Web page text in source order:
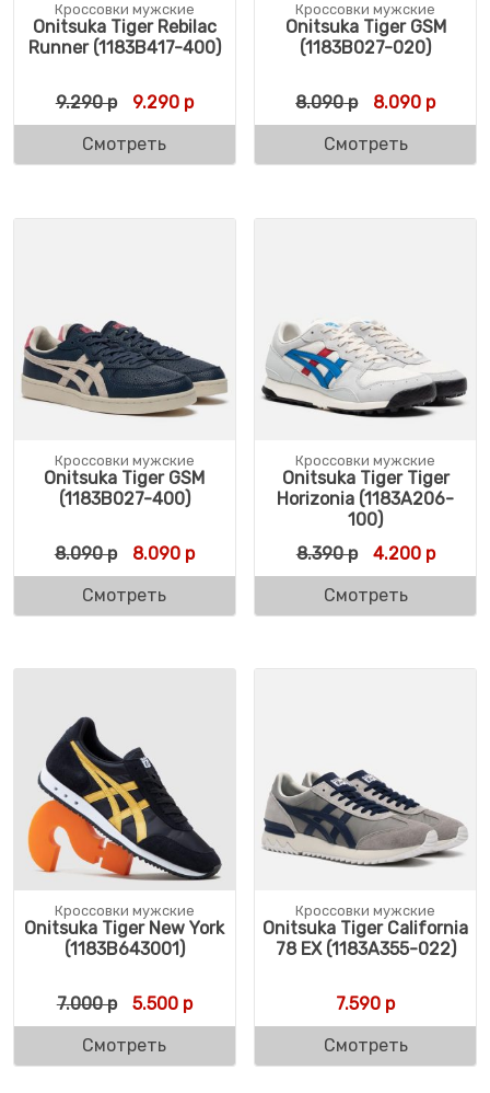
Кроссовки мужские
Onitsuka Tiger Rebilac
Runner (1183B417-400)
9.290р Первоначальная цена составляла 9.290
9.290рТекущая цена: 9.290 р.
Смотреть
Кроссовки мужские
Onitsuka Tiger GSM
(1183B027-020)
8.090р 8.090 р
Смотреть
Кроссовки мужские
Onitsuka Tiger GSM
(1183B027-400)
8.090р Первоначальная цена составляла 8.090
8.090рТекущая цена: 8.090 р.
Смотреть
Кроссовки мужские
Onitsuka Tiger Tiger
Horizonia (1183A206-
100)
8.390р 4.200р
Смотреть
Кроссовки мужские
Onitsuka Tiger New York
(1183B643001)
7.000р Первоначальная цена составляла 7.000 р.
5.500рТекущая цена: 5.500 р.
Смотреть
Кроссовки мужские
Onitsuka Tiger California
78 EX (1183A355-022)
7.590 р
Смотреть